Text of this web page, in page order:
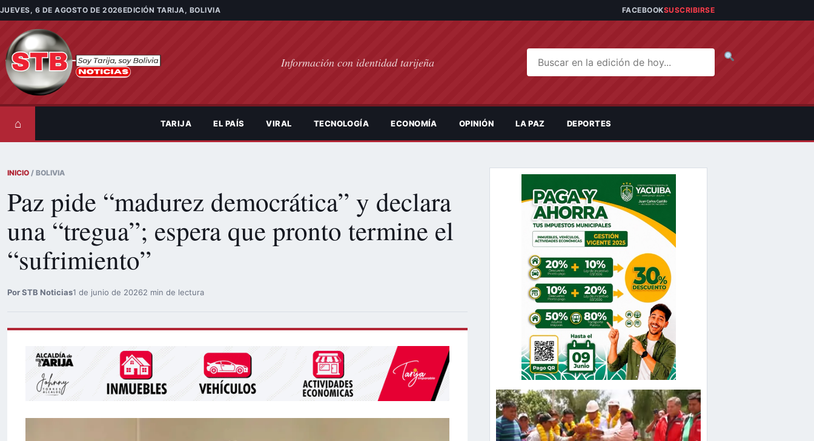
Saltar al contenido
JUEVES, 6 DE AGOSTO DE 2026EDICIÓN TARIJA, BOLIVIA FACEBOOKSUSCRIBIRSE
Información con identidad tarijeña
⌂ TARIJA EL PAÍS VIRAL TECNOLOGÍA ECONOMÍA OPINIÓN LA PAZ DEPORTES
INICIO / BOLIVIA
Paz pide “madurez democrática” y declara
una “tregua”; espera que pronto termine el
“sufrimiento”
Por STB Noticias1 de junio de 20262 min de lectura